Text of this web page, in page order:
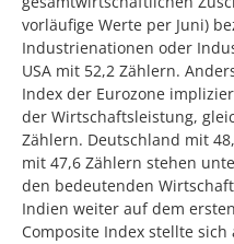
vorläufige Werte per Juni)
Industrienationen oder
USA mit 52,2 Zählern.
Index der Eurozone
der Wirtschaftsleistung,
Zählern. Deutschland mit
mit 47,6 Zählern stehen
den bedeutenden
Indien weiter auf dem
Composite Index stellte sich